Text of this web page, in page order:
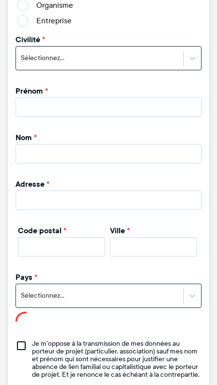
Organisme
Entreprise
Civilité*
Sélectionnez...
Prénom *
Nom *
Adresse*
Code postal * Ville *
Pays *
Sélectionnez...
Je m'oppose à la transmission de mes données au
porteur de projet (particulier, association) sauf mes nom
et prénom qui sont nécessaires pour justifier une
absence de lien familial ou capitalistique avec le porteur
de projet. Et je renonce le cas échéant à la contrepartie.